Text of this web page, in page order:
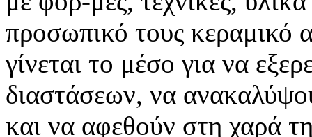
προσωπικό τους κεραμικό
γίνεται το μέσο για να
διαστάσεων, να
και να αφεθούν στη χαρά